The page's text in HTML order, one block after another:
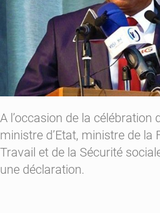
A l’occasion de la célébration
ministre d’Etat, ministre de la
Travail et de la Sécurité
une déclaration.